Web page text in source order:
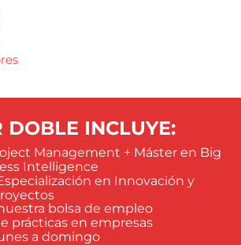
DOBLE INCLUYE:
Management + Máster en Big
Intelligence
en Innovación y
bolsa de empleo
prácticas en empresas
a domingo